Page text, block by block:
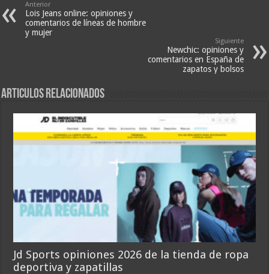
Anterior
Lois Jeans online: opiniones y
comentarios de líneas de hombre
y mujer
Siguiente
Newchic: opiniones y
comentarios en España de
zapatos y bolsos
Articulos relacionados
Jd Sports opiniones 2026 de la tienda de ropa
deportiva y zapatillas